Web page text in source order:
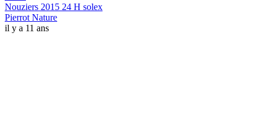
Nouziers 2015 24 H solex
Pierrot Nature
il y a 11 ans